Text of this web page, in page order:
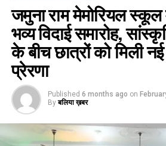
जमुना राम मेमोरियल स्कूल
भव्य विदाई समारोह,
के बीच छात्रों को मिली
प्रेरणा
Published 6 months ago on
By बलिया ख़बर